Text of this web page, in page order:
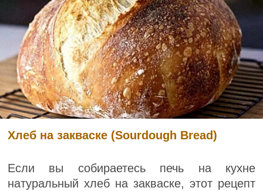
Хлеб на закваске (Sourdough Bread)
Если вы собираетесь печь на кухне
натуральный хлеб на закваске, этот рецепт